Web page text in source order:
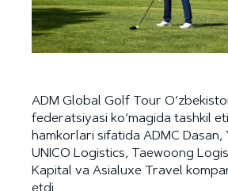
ADM Global Golf Tour
federatsiyasi ko‘magida tashkil
hamkorlari sifatida ADMC Dasan,
UNICO Logistics, Taewoong
Kapital va Asialuxe Travel